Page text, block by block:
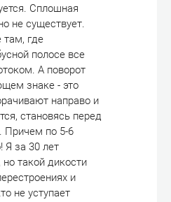
Сплошная
не существует.
там, где
полосе все
А поворот
знаке - это
направо и
становясь перед
Причем по 5-6
Я за 30 лет
такой дикости
и
не уступает